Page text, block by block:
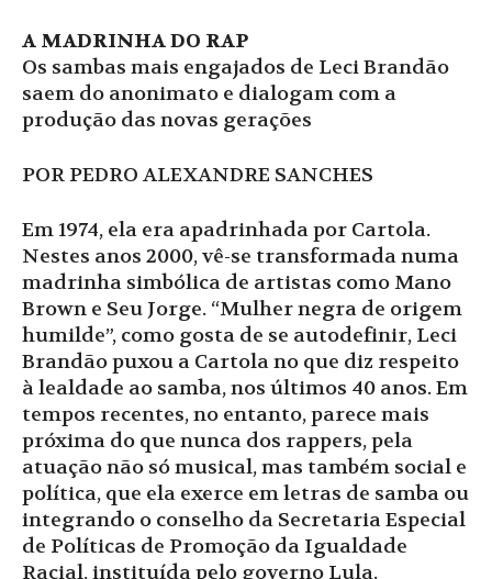
A MADRINHA DO RAP
Os sambas mais engajados de Leci Brandão
saem do anonimato e dialogam com a
produção das novas gerações
POR PEDRO ALEXANDRE SANCHES
Em 1974, ela era apadrinhada por Cartola.
Nestes anos 2000, vê-se transformada numa
madrinha simbólica de artistas como Mano
Brown e Seu Jorge. “Mulher negra de origem
humilde”, como gosta de se autodefinir, Leci
Brandão puxou a Cartola no que diz respeito
à lealdade ao samba, nos últimos 40 anos. Em
tempos recentes, no entanto, parece mais
próxima do que nunca dos rappers, pela
atuação não só musical, mas também social e
política, que ela exerce em letras de samba ou
integrando o conselho da Secretaria Especial
de Políticas de Promoção da Igualdade
Racial, instituída pelo governo Lula.